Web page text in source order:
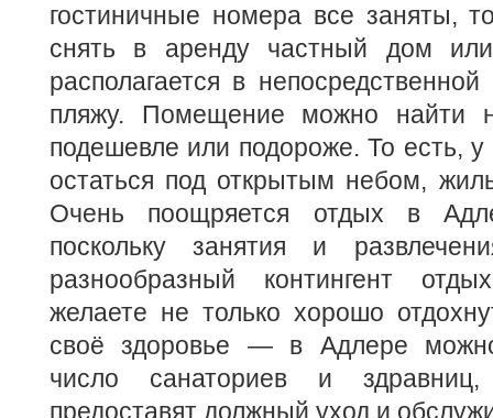
гостиничные номера все заняты,
снять в аренду частный дом
располагается в
пляжу. Помещение можно найти
подешевле или подороже. То есть,
остаться под открытым небом,
Очень поощряется отдых в
поскольку занятия и
разнообразный контингент
желаете не только хорошо
своё здоровье — в Адлере
число санаториев и
предоставят должный уход и